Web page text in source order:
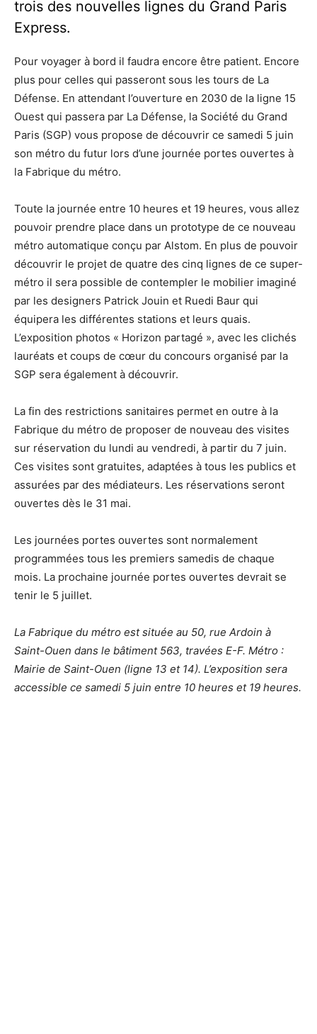
trois des nouvelles lignes du Grand Paris
Express.
Pour voyager à bord il faudra encore être patient. Encore
plus pour celles qui passeront sous les tours de La
Défense. En attendant l’ouverture en 2030 de la ligne 15
Ouest qui passera par La Défense, la Société du Grand
Paris (SGP) vous propose de découvrir ce samedi 5 juin
son métro du futur lors d’une journée portes ouvertes à
la Fabrique du métro.
Toute la journée entre 10 heures et 19 heures, vous allez
pouvoir prendre place dans un prototype de ce nouveau
métro automatique conçu par Alstom. En plus de pouvoir
découvrir le projet de quatre des cinq lignes de ce super-
métro il sera possible de contempler le mobilier imaginé
par les designers Patrick Jouin et Ruedi Baur qui
équipera les différentes stations et leurs quais.
L’exposition photos « Horizon partagé », avec les clichés
lauréats et coups de cœur du concours organisé par la
SGP sera également à découvrir.
La fin des restrictions sanitaires permet en outre à la
Fabrique du métro de proposer de nouveau des visites
sur réservation du lundi au vendredi, à partir du 7 juin.
Ces visites sont gratuites, adaptées à tous les publics et
assurées par des médiateurs. Les réservations seront
ouvertes dès le 31 mai.
Les journées portes ouvertes sont normalement
programmées tous les premiers samedis de chaque
mois. La prochaine journée portes ouvertes devrait se
tenir le 5 juillet.
La Fabrique du métro est située au 50, rue Ardoin à
Saint-Ouen dans le bâtiment 563, travées E-F. Métro :
Mairie de Saint-Ouen (ligne 13 et 14). L’exposition sera
accessible ce samedi 5 juin entre 10 heures et 19 heures.